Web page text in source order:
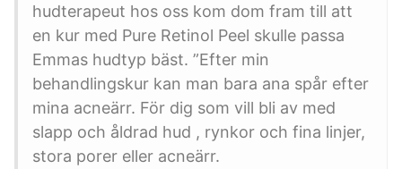
hudterapeut hos oss kom dom fram till att
en kur med Pure Retinol Peel skulle passa
Emmas hudtyp bäst. ”Efter min
behandlingskur kan man bara ana spår efter
mina acneärr. För dig som vill bli av med
slapp och åldrad hud , rynkor och fina linjer,
stora porer eller acneärr.